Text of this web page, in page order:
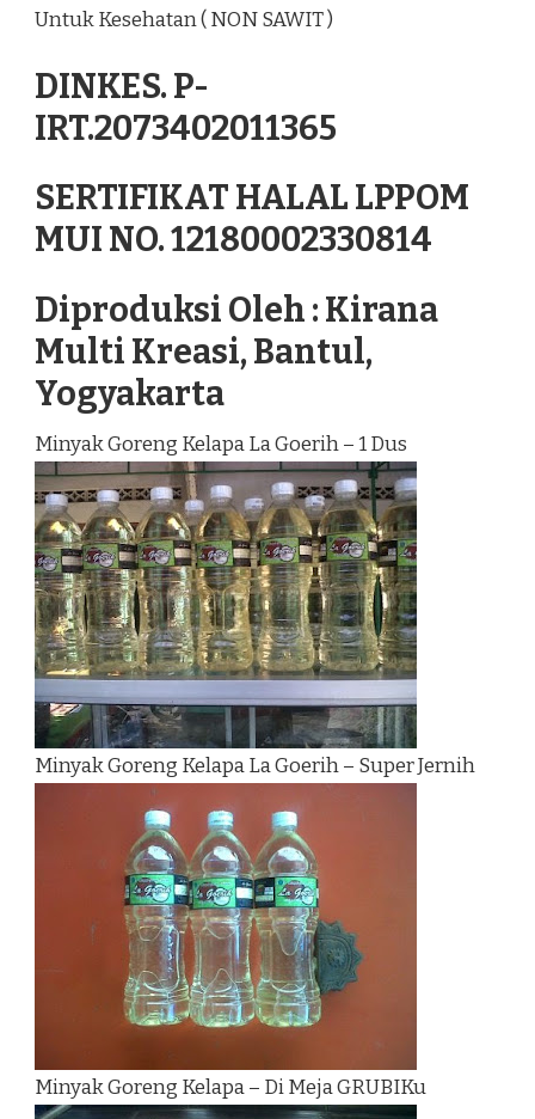
Untuk Kesehatan ( NON SAWIT )
DINKES. P-
IRT.2073402011365
SERTIFIKAT HALAL LPPOM
MUI NO. 12180002330814
Diproduksi Oleh : Kirana
Multi Kreasi, Bantul,
Yogyakarta
Minyak Goreng Kelapa La Goerih – 1 Dus
Minyak Goreng Kelapa La Goerih – Super Jernih
Minyak Goreng Kelapa – Di Meja GRUBIKu